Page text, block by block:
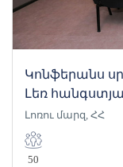
Կոնֆերանս
Լեռ
Լոռու մարզ, ՀՀ
50